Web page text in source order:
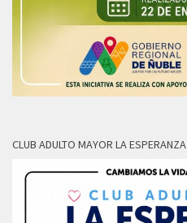
CLUB ADULTO MAYOR LA ESPERANZA